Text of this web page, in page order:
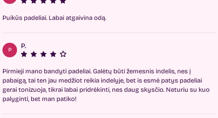
Puikūs padeliai. Labai atgaivina odą.
P P.
Pirmieji mano bandyti padeliai. Galėtų būti žemesnis indelis, nes į
pabaigą, tai ten jau medžiot reikia indelyje, bet is esmė patys padeliai
gerai tonizuoja, tikrai labai pridrėkinti, nes daug skysčio. Neturiu su kuo
palyginti, bet man patiko!